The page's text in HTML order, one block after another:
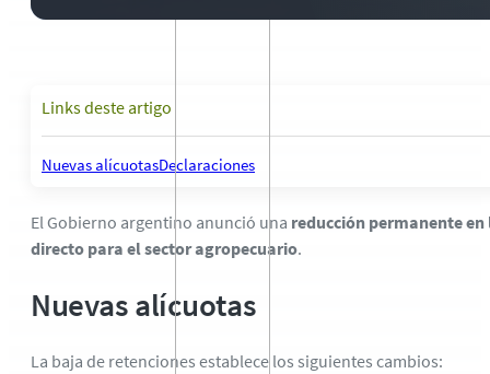
Links deste artigo
Nuevas alícuotasDeclaraciones
El Gobierno argentino anunció una reducción permanente
directo para el sector agropecuario.
Nuevas alícuotas
La baja de retenciones establece los siguientes cambios: